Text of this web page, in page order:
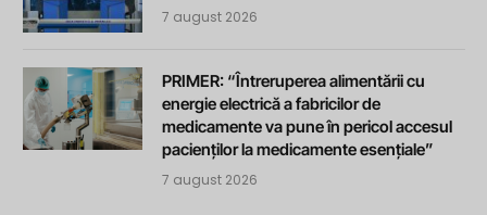
7 august 2026
PRIMER: “Întreruperea alimentării cu
energie electrică a fabricilor de
medicamente va pune în pericol accesul
pacienților la medicamente esențiale”
7 august 2026